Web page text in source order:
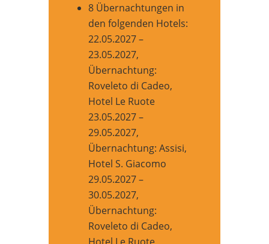
8 Übernachtungen in
den folgenden Hotels:
22.05.2027 –
23.05.2027,
Übernachtung:
Roveleto di Cadeo,
Hotel Le Ruote
23.05.2027 –
29.05.2027,
Übernachtung: Assisi,
Hotel S. Giacomo
29.05.2027 –
30.05.2027,
Übernachtung:
Roveleto di Cadeo,